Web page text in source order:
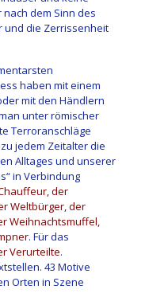
dem Sinn des
und die Zerrissenheit
haben mit einem
mit den Händlern
unter römischer
Terroranschläge
jedem Zeitalter die
Alltages und unserer
in Verbindung
der
Weltbürger, der
Weihnachtsmuffel,
. Für das
Verurteilte.
43 Motive
Orten in Szene